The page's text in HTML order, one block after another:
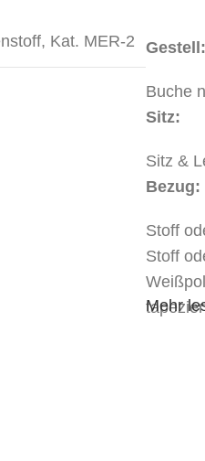
, Kat. MER-2 Gestell:
Buche
Sitz:
Sitz &
Bezug:
Stoff
Stoff
Mehr